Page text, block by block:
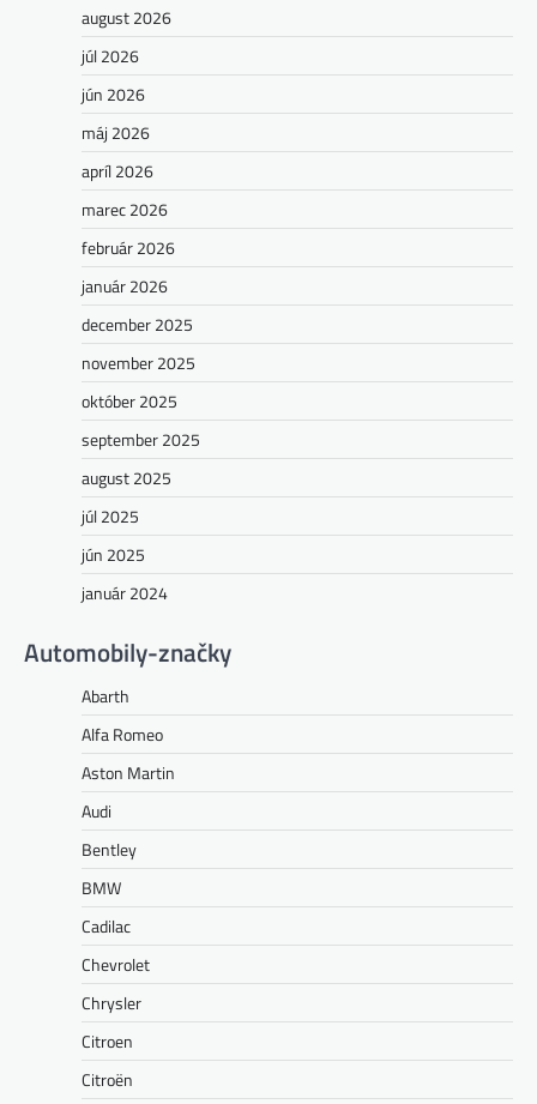
august 2026
júl 2026
jún 2026
máj 2026
apríl 2026
marec 2026
február 2026
január 2026
december 2025
november 2025
október 2025
september 2025
august 2025
júl 2025
jún 2025
január 2024
Automobily-značky
Abarth
Alfa Romeo
Aston Martin
Audi
Bentley
BMW
Cadilac
Chevrolet
Chrysler
Citroen
Citroën